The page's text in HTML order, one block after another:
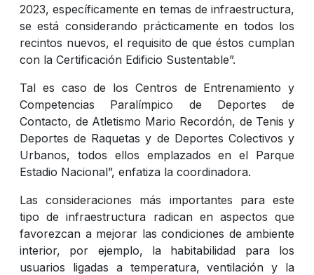
2023, específicamente en temas de infraestructura,
se está considerando prácticamente en todos los
recintos nuevos, el requisito de que éstos cumplan
con la Certificación Edificio Sustentable”.
Tal es caso de los Centros de Entrenamiento y
Competencias Paralímpico de Deportes de
Contacto, de Atletismo Mario Recordón, de Tenis y
Deportes de Raquetas y de Deportes Colectivos y
Urbanos, todos ellos emplazados en el Parque
Estadio Nacional”, enfatiza la coordinadora.
Las consideraciones más importantes para este
tipo de infraestructura radican en aspectos que
favorezcan a mejorar las condiciones de ambiente
interior, por ejemplo, la habitabilidad para los
usuarios ligadas a temperatura, ventilación y la